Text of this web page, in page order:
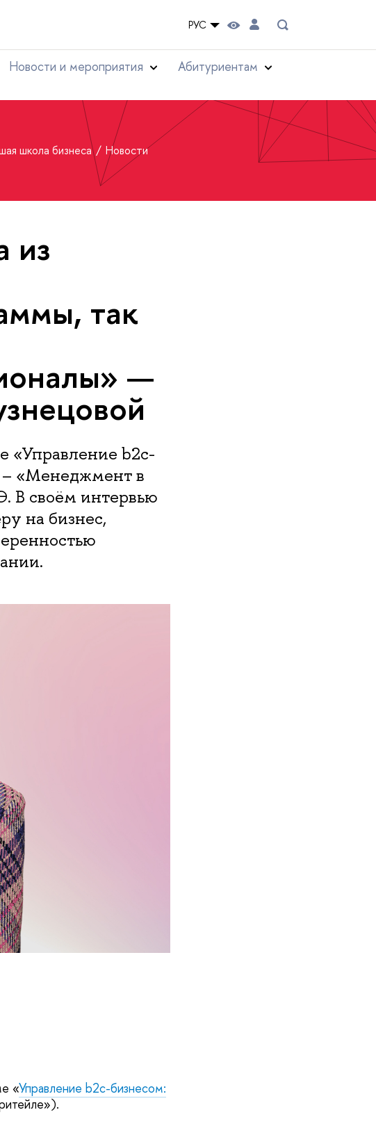
РУС
Новости и мероприятия
Абитуриентам
школа бизнеса Новости
из
так
—
«Управление b2c-
– «Менеджмент в
В своём интервью
на бизнес,
«Управление b2c-бизнесом: